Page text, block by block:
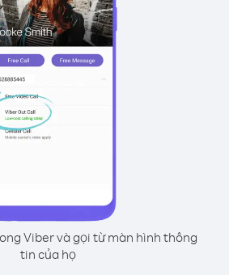
Viber và gọi từ màn hình thông
tin của họ